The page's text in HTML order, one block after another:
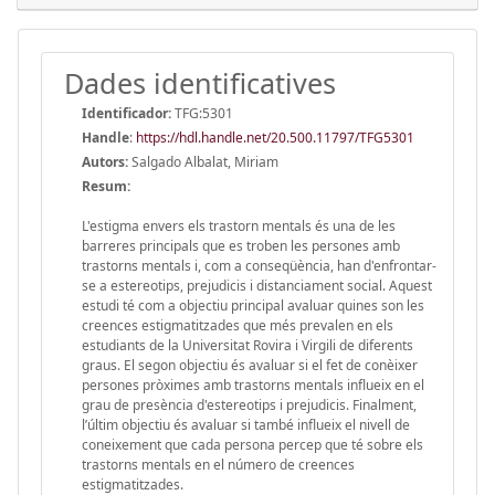
Dades identificatives
Identificador:TFG:5301
Handle: https://hdl.handle.net/20.500.11797/TFG5301
Autors:Salgado Albalat, Miriam
Resum:
L'estigma envers els trastorn mentals és una de les
barreres principals que es troben les persones amb
trastorns mentals i, com a conseqüència, han d'enfrontar-
se a estereotips, prejudicis i distanciament social. Aquest
estudi té com a objectiu principal avaluar quines son les
creences estigmatitzades que més prevalen en els
estudiants de la Universitat Rovira i Virgili de diferents
graus. El segon objectiu és avaluar si el fet de conèixer
persones pròximes amb trastorns mentals influeix en el
grau de presència d'estereotips i prejudicis. Finalment,
l’últim objectiu és avaluar si també influeix el nivell de
coneixement que cada persona percep que té sobre els
trastorns mentals en el número de creences
estigmatitzades.